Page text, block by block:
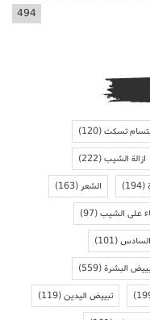
494
تسكت(120)
ازالة الشيب(222)
(194) الشعر(163)
على الشيب(97)
(101)
البشرة(559)
تبييض اليدين(119)